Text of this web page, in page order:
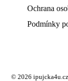
Ochrana
Podmínky
© 2026